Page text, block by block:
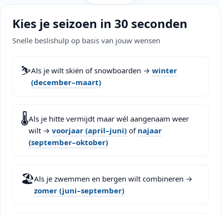
Kies je seizoen in 30 seconden
Snelle beslishulp op basis van jouw wensen
⛷️Als je wilt skiën of snowboarden → winter
(december–maart)
🌡️Als je hitte vermijdt maar wél aangenaam weer
wilt → voorjaar (april–juni) of najaar
(september–oktober)
🏖️Als je zwemmen en bergen wilt combineren →
zomer (juni–september)